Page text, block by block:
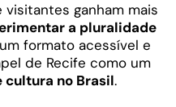
ganham mais
a pluralidade
formato acessível e
de Recife como um
no Brasil.